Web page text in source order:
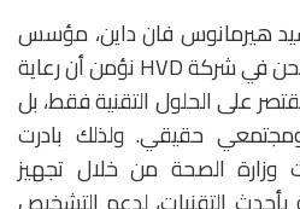
هيرمانوس فان داين، مؤسس
مجموعة HVD العالمية: «نحن في شركة HVD نؤمن أن رعاية
على الحلول التقنية فقط، بل
حقيقي. ولذلك بادرت
وزارة الصحة من خلال تجهيز